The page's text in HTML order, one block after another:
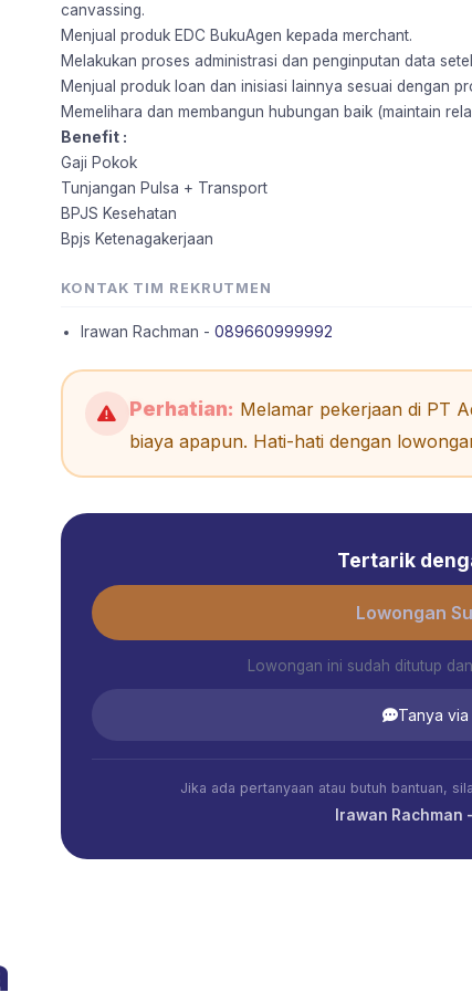
canvassing.
Menjual produk EDC BukuAgen kepada merchant.
Melakukan proses administrasi dan penginputan data
Menjual produk loan dan inisiasi lainnya sesuai dengan
Memelihara dan membangun hubungan baik (maintain
Benefit :
Gaji Pokok
Tunjangan Pulsa + Transport
BPJS Kesehatan
Bpjs Ketenagakerjaan
KONTAK TIM REKRUTMEN
Irawan Rachman - 089660999992
Perhatian: Melamar pekerjaan di PT
biaya apapun. Hati-hati dengan
Tertarik
Lowongan
Lowongan ini sudah ditutup
Tanya
Jika ada pertanyaan atau butuh bantuan,
Irawan